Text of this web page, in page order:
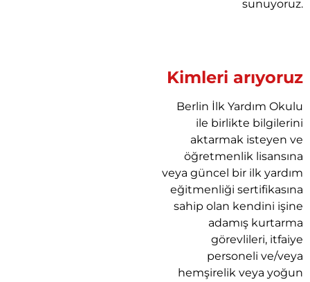
sunuyoruz.
Kimleri arıyoruz
Berlin İlk Yardım Okulu
ile birlikte bilgilerini
aktarmak isteyen ve
öğretmenlik lisansına
veya güncel bir ilk yardım
eğitmenliği sertifikasına
sahip olan kendini işine
adamış kurtarma
görevlileri, itfaiye
personeli ve/veya
hemşirelik veya yoğun